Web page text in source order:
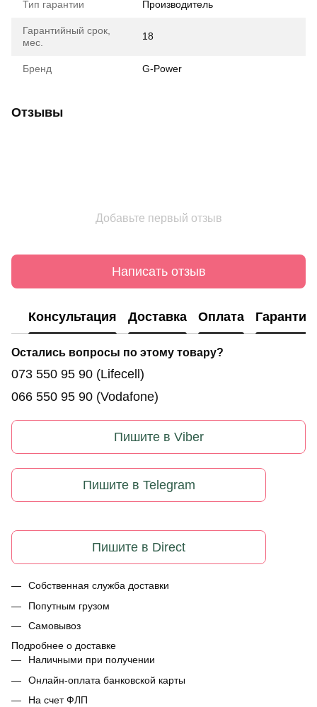
Тип гарантии Производитель
Гарантийный срок,
мес.
18
Бренд G-Power
Отзывы
Добавьте первый отзыв
Написать отзыв
Консультация Доставка Оплата Гарантия
Остались вопросы по этому товару?
073 550 95 90 (Lifecell)
066 550 95 90 (Vodafone)
Пишите в Viber
Пишите в Telegram
Пишите в Direct
Собственная служба доставки
Попутным грузом
Самовывоз
Подробнее о доставке
Наличными при получении
Онлайн-оплата банковской карты
На счет ФЛП